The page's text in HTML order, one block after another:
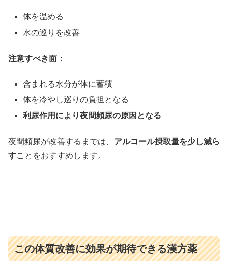
体を温める
水の巡りを改善
注意すべき面：
含まれる水分が体に蓄積
体を冷やし巡りの負担となる
利尿作用により夜間頻尿の原因となる
夜間頻尿が改善するまでは、 アルコール摂取量を少し減ら
すことをおすすめします。
この体質改善に効果が期待できる漢方薬